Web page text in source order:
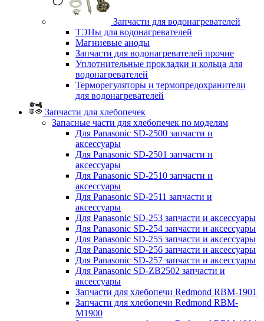
Запчасти для водонагревателей
ТЭНы для водонагревателей
Магниевые аноды
Запчасти для водонагревателей прочие
Уплотнительные прокладки и кольца для
водонагревателей
Терморегуляторы и термопредохранители
для водонагревателей
Запчасти для хлебопечек
Запасные части для хлебопечек по моделям
Для Panasonic SD-2500 запчасти и
аксессуары
Для Panasonic SD-2501 запчасти и
аксессуары
Для Panasonic SD-2510 запчасти и
аксессуары
Для Panasonic SD-2511 запчасти и
аксессуары
Для Panasonic SD-253 запчасти и аксессуары
Для Panasonic SD-254 запчасти и аксессуары
Для Panasonic SD-255 запчасти и аксессуары
Для Panasonic SD-256 запчасти и аксессуары
Для Panasonic SD-257 запчасти и аксессуары
Для Panasonic SD-ZB2502 запчасти и
аксессуары
Запчасти для хлебопечи Redmond RBM-1901
Запчасти для хлебопечи Redmond RBM-
M1900